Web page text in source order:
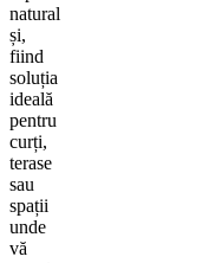
natural
și,
fiind
soluția
ideală
pentru
curți,
terase
sau
spații
unde
vă